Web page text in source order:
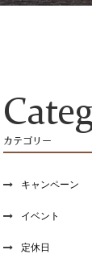
カテゴリー
キャンペーン
イベント
定休日